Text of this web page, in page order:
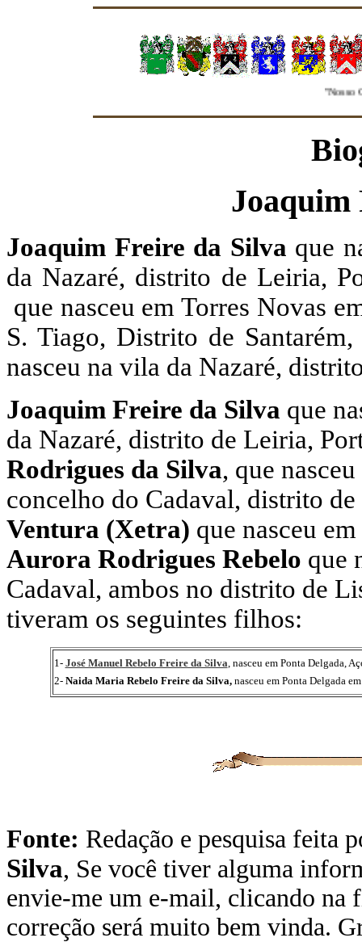
"Nosso
Joaquim
Joaquim Freire da Silva que
da Nazaré, distrito de Leiria,
que nasceu em Torres Novas
S. Tiago, Distrito de
nasceu na vila da Nazaré,
Joaquim Freire da Silva que
da Nazaré, distrito de Leiria,
Rodrigues da Silva, que
concelho do Cadaval, distrito
Ventura (Xetra) que nasceu
Aurora Rodrigues Rebelo que
Cadaval, ambos no distrito de
tiveram os seguintes filhos:
1- José Manuel Rebelo Freire da Silva , nasceu em Ponta Delgada,
2- Naida Maria Rebelo Freire da Silva, nasceu em Ponta Delgada
Fonte: Redação e pesquisa feita
Silva, Se você tiver alguma
envie-me um e-mail, clicando na
correção será muito bem vinda.